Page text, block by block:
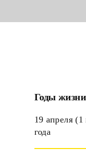
Годы жизни
19 апреля
года